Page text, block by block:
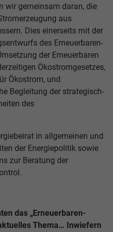
wir gemeinsam daran, die
aus
Dies einerseits mit der
des Erneuerbaren-
der Erneuerbaren
Ökostromgesetzes,
Ökostrom, und
Begleitung der strategisch-
des
in allgemeinen und
der Energiepolitik sowie
zur Beratung der
das „Erneuerbaren-
Thema… Inwiefern